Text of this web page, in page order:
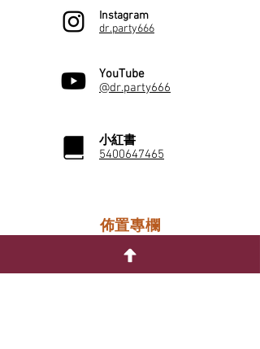
Instagram
dr.party666
YouTube
@dr.party666
小紅書
5400647465
佈置專欄
性別派對